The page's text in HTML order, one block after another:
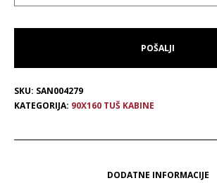
SKU: SAN004279
KATEGORIJA: 90X160 TUŠ KABINE
DODATNE INFORMACIJE